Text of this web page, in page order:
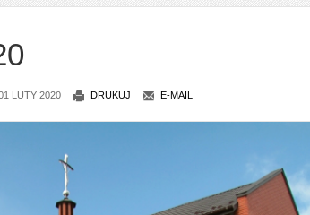
LUTY 2020 DRUKUJ E-MAIL